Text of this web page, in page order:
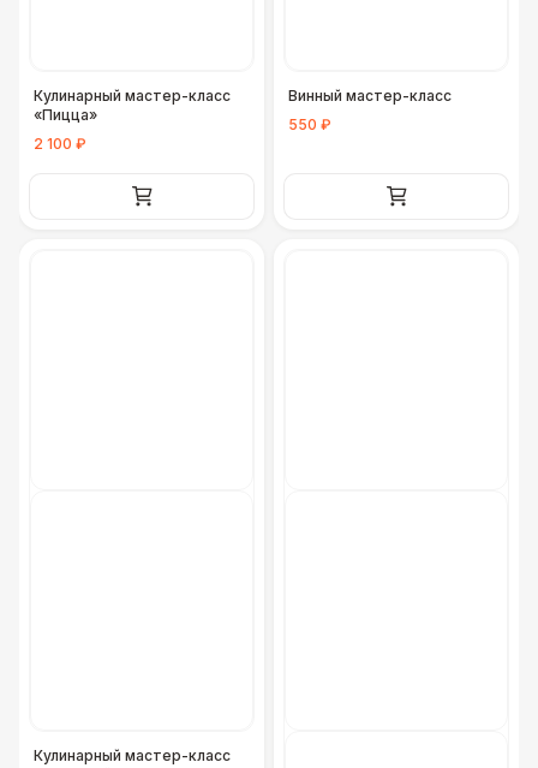
Кулинарный мастер-класс
«Пицца»
2 100 ₽
Винный мастер-класс
550 ₽
Кулинарный мастер-класс